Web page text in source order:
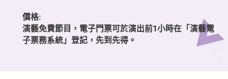
價格:
演藝免費節目，電子門票可於演出前1小時在「演藝電
子票務系統」登記，先到先得。